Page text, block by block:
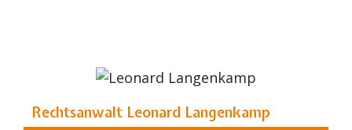
Rechtsanwalt Leonard Langenkamp